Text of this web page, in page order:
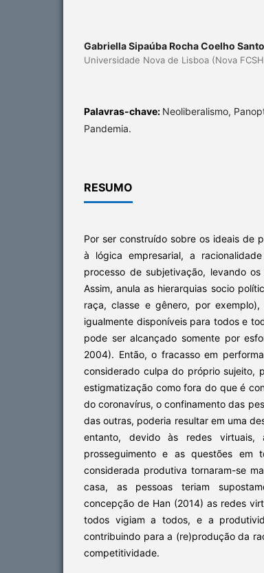
Gabriella Sipaúba Rocha Coelho
Universidade Nova de Lisboa (Nova
Palavras-chave: Neoliberalismo,
Pandemia.
RESUMO
Por ser construído sobre os ideais de
à lógica empresarial, a
processo de subjetivação, levando
Assim, anula as hierarquias socio
raça, classe e gênero, por
igualmente disponíveis para todos e
pode ser alcançado somente por
2004). Então, o fracasso em
considerado culpa do próprio sujeito,
estigmatização como fora do que é
do coronavírus, o confinamento das
das outras, poderia resultar em uma
entanto, devido às redes virtuais,
prosseguimento e as questões
considerada produtiva tornaram-se
casa, as pessoas teriam
concepção de Han (2014) as redes
todos vigiam a todos, e a
contribuindo para a (re)produção da
competitividade.